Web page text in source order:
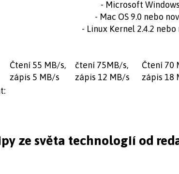
- Microsoft
- Mac OS 9.0 nebo
- Linux Kernel 2.4.2 nebo
Čtení 55 MB/s,
zápis 5 MB/s
čtení 75MB/s,
zápis 12 MB/s
Čtení 70
zápis 18
ze světa technologií od